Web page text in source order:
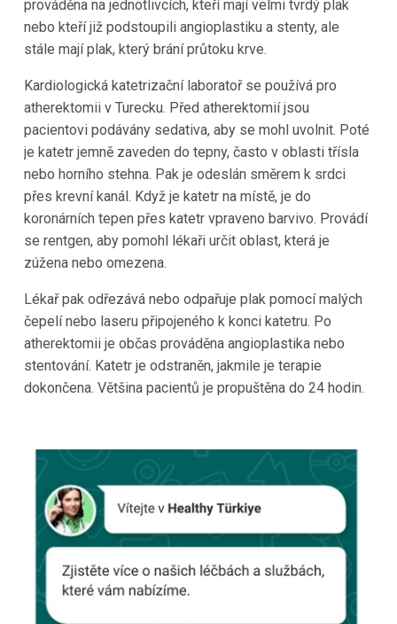
prováděna na jednotlivcích, kteří mají velmi tvrdý plak
nebo kteří již podstoupili angioplastiku a stenty, ale
stále mají plak, který brání průtoku krve.
Kardiologická katetrizační laboratoř se používá pro
atherektomii v Turecku. Před atherektomií jsou
pacientovi podávány sedativa, aby se mohl uvolnit. Poté
je katetr jemně zaveden do tepny, často v oblasti třísla
nebo horního stehna. Pak je odeslán směrem k srdci
přes krevní kanál. Když je katetr na místě, je do
koronárních tepen přes katetr vpraveno barvivo. Provádí
se rentgen, aby pomohl lékaři určit oblast, která je
zúžena nebo omezena.
Lékař pak odřezává nebo odpařuje plak pomocí malých
čepelí nebo laseru připojeného k konci katetru. Po
atherektomii je občas prováděna angioplastika nebo
stentování. Katetr je odstraněn, jakmile je terapie
dokončena. Většina pacientů je propuštěna do 24 hodin.